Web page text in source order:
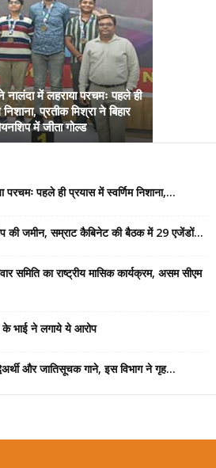
में लहराया परचमः पहले ही
प्रतीक मिश्रा ने बिहार
में जीता गोल्ड
पहले ही प्रयास में स्वर्णिम निशाना,...
की जमीन, सम्राट कैबिनेट की बैठक में 29 एजेंडों...
समिति का राष्ट्रीय मासिक कार्यक्रम, असम सीएम
के भाई ने लगाये ये आरोप
और जातिसूचक गाने, इस विभाग ने गृह...